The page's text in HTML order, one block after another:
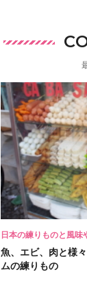
日本の練りものと風味
魚、エビ、肉と様
ムの練りもの